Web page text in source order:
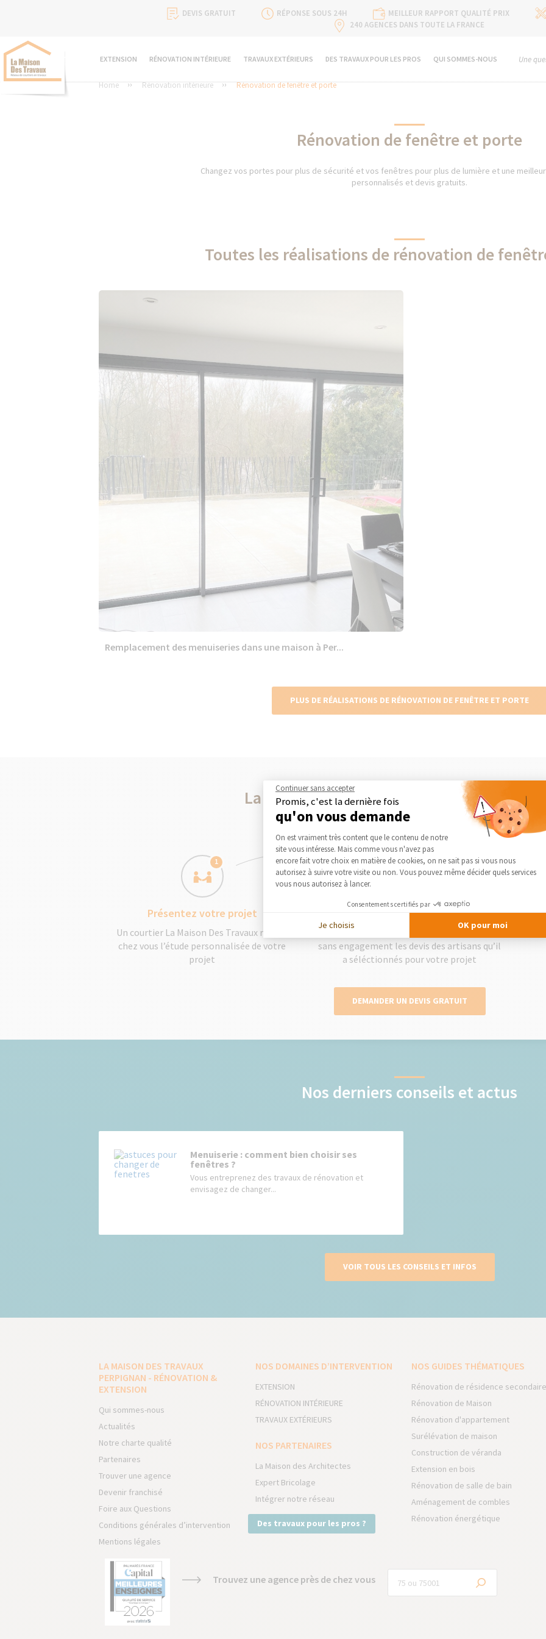
DEVIS GRATUIT RÉPONSE SOUS 24H
MEILLEUR RAPPORT QUALITÉ PRIX
240 AGENCES DANS TOUTE LA FRANCE
EXTENSION RÉNOVATION INTÉRIEURE TRAVAUX EXTÉRIEURS DES TRAVAUX POUR LES PROS QUI SOMMES-NOUS Une
Home Rénovation intérieure Rénovation de fenêtre et porte
Rénovation de fenêtre et porte
Changez vos portes pour plus de sécurité et vos fenêtres pour plus de lumière et une
personnalisés et devis gratuits.
Toutes les réalisations de rénovation de
Remplacement des menuiseries dans une maison à Per...
PLUS DE RÉALISATIONS DE RÉNOVATION DE FENÊTRE ET PORTE
La Maison Des Travaux, comment ça
1
Présentez votre projet
Un courtier La Maison Des Travaux réalise
chez vous l’étude personnalisée de votre
projet
2
Obtenez des devis gratuits
Le courtier vous présente gratuitement et
sans engagement les devis des artisans qu’il
a séléctionnés pour votre projet
DEMANDER UN DEVIS GRATUIT
Nos derniers conseils et actus
Menuiserie : comment bien choisir ses
fenêtres ?
Vous entreprenez des travaux de rénovation et
envisagez de changer...
VOIR TOUS LES CONSEILS ET INFOS
LA MAISON DES TRAVAUX
PERPIGNAN - RÉNOVATION &
EXTENSION
Qui sommes-nous
Actualités
Notre charte qualité
Partenaires
Trouver une agence
Devenir franchisé
Foire aux Questions
Conditions générales d’intervention
Mentions légales
NOS DOMAINES D’INTERVENTION
EXTENSION
RÉNOVATION INTÉRIEURE
TRAVAUX EXTÉRIEURS
NOS PARTENAIRES
La Maison des Architectes
Expert Bricolage
Intégrer notre réseau
Des travaux pour les pros ?
NOS GUIDES THÉMATIQUES
Rénovation de résidence
Rénovation de Maison
Rénovation d'appartement
Surélévation de maison
Construction de véranda
Extension en bois
Rénovation de salle de bain
Aménagement de combles
Rénovation énergétique
Trouvez une agence près de chez vous
Continuer sans accepter
Promis, c'est la dernière fois
qu'on vous demande
Plateforme de Gestion du Consentement
On est vraiment très content que le contenu de notre
site vous intéresse. Mais comme vous n'avez pas
encore fait votre choix en matière de cookies, on ne sait pas si vous nous
autorisez à suivre votre visite ou non. Vous pouvez même décider quels services
vous nous autorisez à lancer.
Consentements certifiés par
Je choisis OK pour moi
Axeptio consent